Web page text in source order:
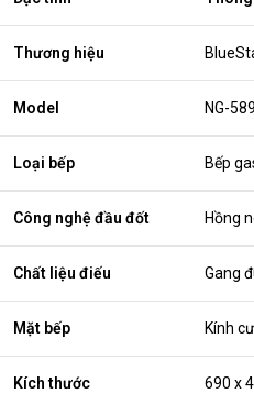
Thương hiệu
Model NG-
Loại bếp Bếp
Công nghệ đầu đốt Hồng
Chất liệu điếu Gang
Mặt bếp Kính
Kích thước 690 x